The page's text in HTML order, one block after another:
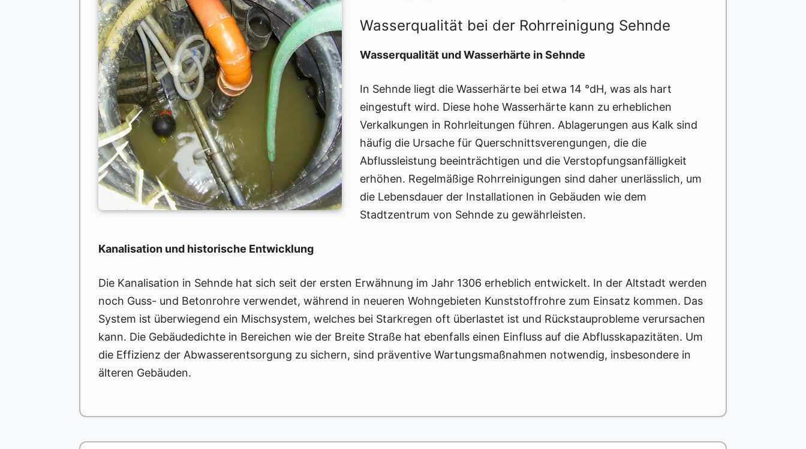
Wasserqualität bei der Rohrreinigung Sehnde
Wasserqualität und Wasserhärte in Sehnde
In Sehnde liegt die Wasserhärte bei etwa 14 °dH, was als hart
eingestuft wird. Diese hohe Wasserhärte kann zu erheblichen
Verkalkungen in Rohrleitungen führen. Ablagerungen aus Kalk sind
häufig die Ursache für Querschnittsverengungen, die die
Abflussleistung beeinträchtigen und die Verstopfungsanfälligkeit
erhöhen. Regelmäßige Rohrreinigungen sind daher unerlässlich, um
die Lebensdauer der Installationen in Gebäuden wie dem
Stadtzentrum von Sehnde zu gewährleisten.
Kanalisation und historische Entwicklung
Die Kanalisation in Sehnde hat sich seit der ersten Erwähnung im Jahr 1306 erheblich entwickelt. In der Altstadt werden
noch Guss- und Betonrohre verwendet, während in neueren Wohngebieten Kunststoffrohre zum Einsatz kommen. Das
System ist überwiegend ein Mischsystem, welches bei Starkregen oft überlastet ist und Rückstauprobleme verursachen
kann. Die Gebäudedichte in Bereichen wie der Breite Straße hat ebenfalls einen Einfluss auf die Abflusskapazitäten. Um
die Effizienz der Abwasserentsorgung zu sichern, sind präventive Wartungsmaßnahmen notwendig, insbesondere in
älteren Gebäuden.